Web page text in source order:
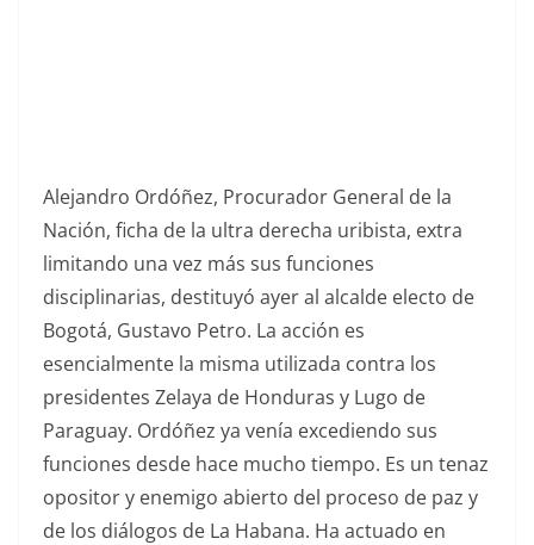
Alejandro Ordóñez, Procurador General de la
Nación, ficha de la ultra derecha uribista, extra
limitando una vez más sus funciones
disciplinarias, destituyó ayer al alcalde electo de
Bogotá, Gustavo Petro. La acción es
esencialmente la misma utilizada contra los
presidentes Zelaya de Honduras y Lugo de
Paraguay. Ordóñez ya venía excediendo sus
funciones desde hace mucho tiempo. Es un tenaz
opositor y enemigo abierto del proceso de paz y
de los diálogos de La Habana. Ha actuado en